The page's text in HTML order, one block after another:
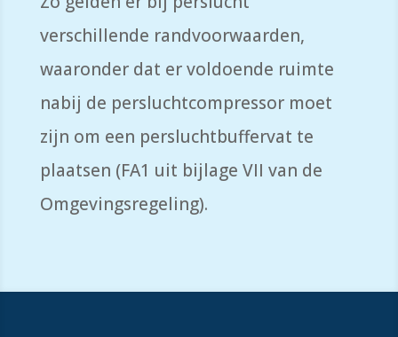
verschillende randvoorwaarden,
waaronder dat er voldoende ruimte
nabij de persluchtcompressor moet
zijn om een persluchtbuffervat te
plaatsen (FA1 uit bijlage VII van de
Omgevingsregeling).